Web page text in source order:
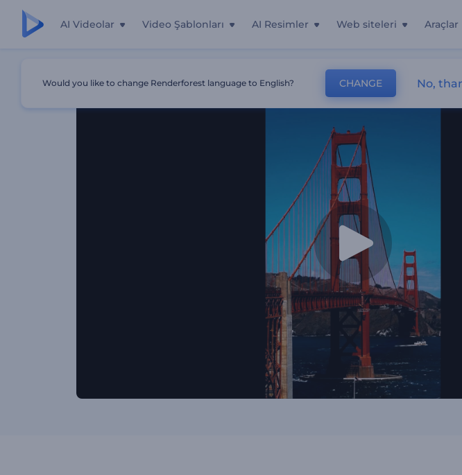
AI Videolar Video Şablonları AI Resimler Web siteleri Araçlar
Would you like to change Renderforest language to English? CHANGE No,